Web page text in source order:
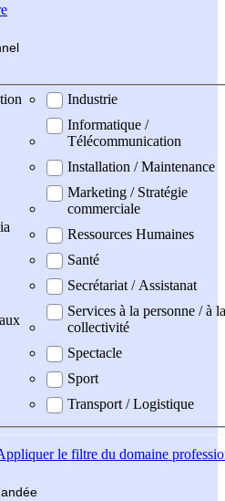
Industrie
Informatique /
Télécommunication
Installation / Maintenance
Marketing / Stratégie
commerciale
Ressources Humaines
Santé
Secrétariat / Assistanat
Services à la personne / à la
collectivité
Spectacle
Sport
Transport / Logistique
le filtre du domaine